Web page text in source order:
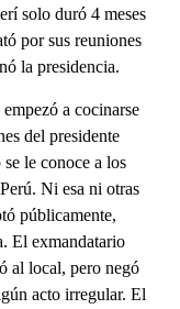
solo duró 4 meses
por sus reuniones
la presidencia.
a cocinarse
del presidente
le conoce a los
Ni esa ni otras
públicamente,
El exmandatario
al local, pero negó
acto irregular. El